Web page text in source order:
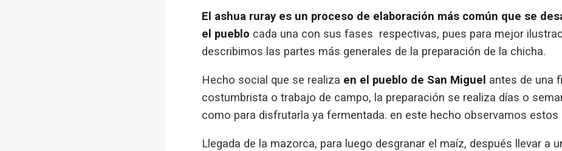
El ashua ruray es un proceso de elaboración más común que se
el pueblo cada una con sus fases respectivas, pues para mejor
describimos las partes más generales de la preparación de la chicha.
Hecho social que se realiza en el pueblo de San Miguel antes de una
costumbrista o trabajo de campo, la preparación se realiza días o
como para disfrutarla ya fermentada. en este hecho observamos estos
Llegada de la mazorca, para luego desgranar el maíz, después llevar a